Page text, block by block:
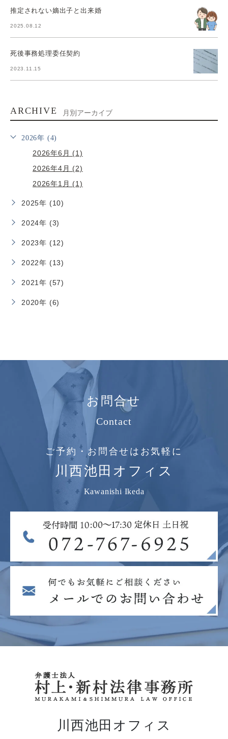
推定されない嫡出子と出来婚
2025.08.12
死後事務処理委任契約
2023.11.15
ARCHIVE 月別アーカイブ
2026年 (4)
2026年6月 (1)
2026年4月 (2)
2026年1月 (1)
2025年 (10)
2024年 (3)
2023年 (12)
2022年 (13)
2021年 (57)
2020年 (6)
お問合せ
Contact
ご予約・お問合せはお気軽に
川西池田オフィス
Kawanishi Ikeda
川西池田オフィス